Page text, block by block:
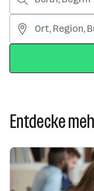
Entdecke